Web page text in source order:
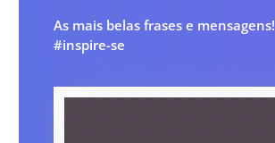
As mais belas frases e mensagens!
#inspire-se